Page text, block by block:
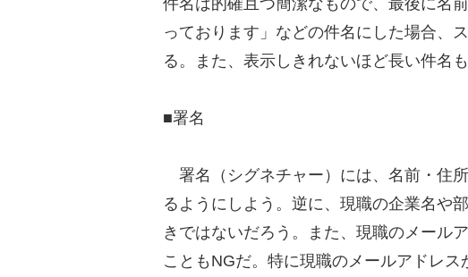
件名は的確且つ簡潔なもので、最後に名
っております」などの件名にした場合、
る。また、表示しきれないほど長い件名
■署名
署名（シグネチャー）には、名前・住
るようにしよう。逆に、現職の企業名や
きではないだろう。また、現職のメール
こともNGだ。特に現職のメールアドレ